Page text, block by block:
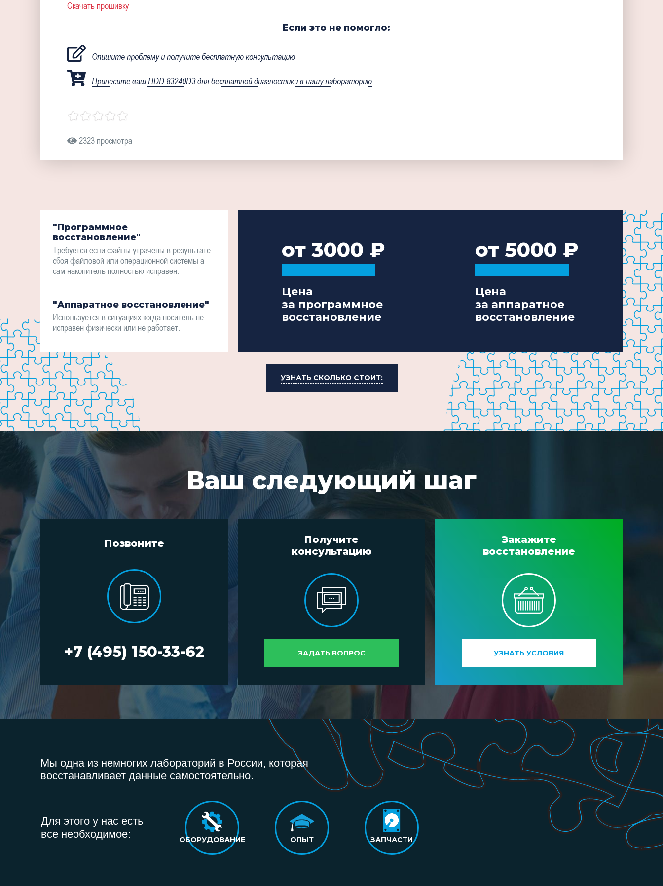
Скачать прошивку
Если это не помогло:
Опишите проблему и получите бесплатную консультацию
Принесите ваш HDD 83240D3 для бесплатной диагностики в нашу лабораторию
2323 просмотра
"Программное
восстановление"
Требуется если файлы утрачены в результате
сбоя файловой или операционной системы а
сам накопитель полностью исправен.
"Аппаратное восстановление"
Используется в ситуациях когда носитель не
исправен физически или не работает.
от 3000
Цена
за программное
восстановление
от 5000
Цена
за аппаратное
восстановление
УЗНАТЬ СКОЛЬКО СТОИТ:
Ваш следующий шаг
Позвоните
+7 (495) 150-33-62
Получите
консультацию
ЗАДАТЬ ВОПРОС
Закажите
восстановление
УЗНАТЬ УСЛОВИЯ
Мы одна из немногих лабораторий в России, которая
восстанавливает данные самостоятельно.
Для этого у нас есть
все необходимое:
ОБОРУДОВАНИЕ ОПЫТ ЗАПЧАСТИ